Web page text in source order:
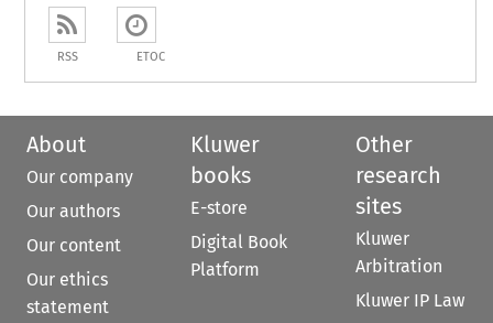
RSS ETOC
About
Our company
Our authors
Our content
Our ethics
statement
Kluwer
books
E-store
Digital Book
Platform
Other
research
sites
Kluwer
Arbitration
Kluwer IP Law